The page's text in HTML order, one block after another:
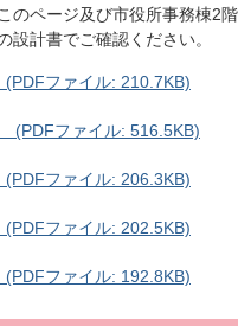
のページ及び市役所事務棟2
計書でご確認ください。
ファイル: 210.7KB)
(PDFファイル: 516.5KB)
ファイル: 206.3KB)
ファイル: 202.5KB)
ファイル: 192.8KB)